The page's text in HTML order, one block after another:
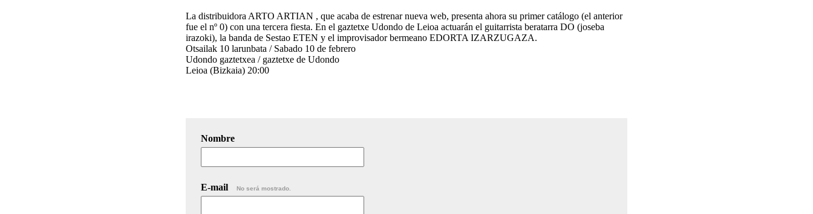
La distribuidora ARTO ARTIAN , que acaba de estrenar nueva web, presenta ahora su primer catálogo (el anterior
fue el nº 0) con una tercera fiesta. En el gaztetxe Udondo de Leioa actuarán el guitarrista beratarra DO (joseba
irazoki), la banda de Sestao ETEN y el improvisador bermeano EDORTA IZARZUGAZA.
Otsailak 10 larunbata / Sabado 10 de febrero
Udondo gaztetxea / gaztetxe de Udondo
Leioa (Bizkaia) 20:00
Nombre
E-mail No será mostrado.